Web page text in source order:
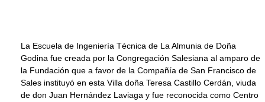
La Escuela de Ingeniería Técnica de La Almunia de Doña
Godina fue creada por la Congregación Salesiana al amparo de
la Fundación que a favor de la Compañía de San Francisco de
Sales instituyó en esta Villa doña Teresa Castillo Cerdán, viuda
de don Juan Hernández Laviaga y fue reconocida como Centro